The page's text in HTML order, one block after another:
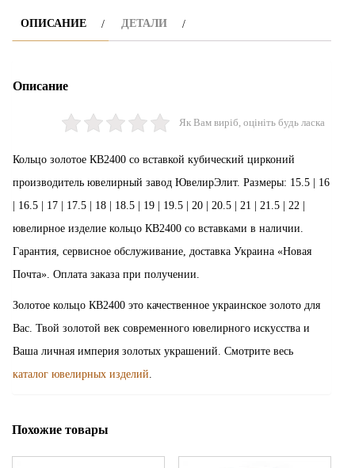
ОПИСАНИЕ ДЕТАЛИ
Описание
Як Вам виріб, оцініть будь ласка
Кольцо золотое КВ2400 со вставкой кубический цирконий
производитель ювелирный завод ЮвелирЭлит. Размеры: 15.5 | 16
| 16.5 | 17 | 17.5 | 18 | 18.5 | 19 | 19.5 | 20 | 20.5 | 21 | 21.5 | 22 |
ювелирное изделие кольцо КВ2400 со вставками в наличии.
Гарантия, сервисное обслуживание, доставка Украина «Новая
Почта». Оплата заказа при получении.
Золотое кольцо КВ2400 это качественное украинское золото для
Вас. Твой золотой век современного ювелирного искусства и
Ваша личная империя золотых украшений. Смотрите весь
каталог ювелирных изделий
Похожие товары